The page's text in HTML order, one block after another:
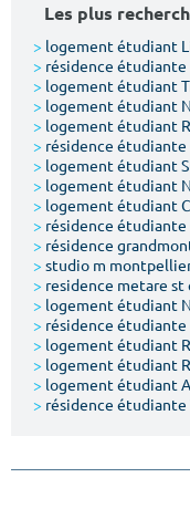
Type de location
Votre date d'entrée
Les plus
> logement étudiant
> résidence étudiante
> logement étudiant
> logement étudiant
> logement étudiant
> résidence étudiante
> logement étudiant
> logement étudiant
> logement étudiant
> résidence étudiante
> résidence
> studio m
> residence metare st
> logement étudiant
> résidence
> logement étudiant
> logement étudiant
> logement étudiant
> résidence